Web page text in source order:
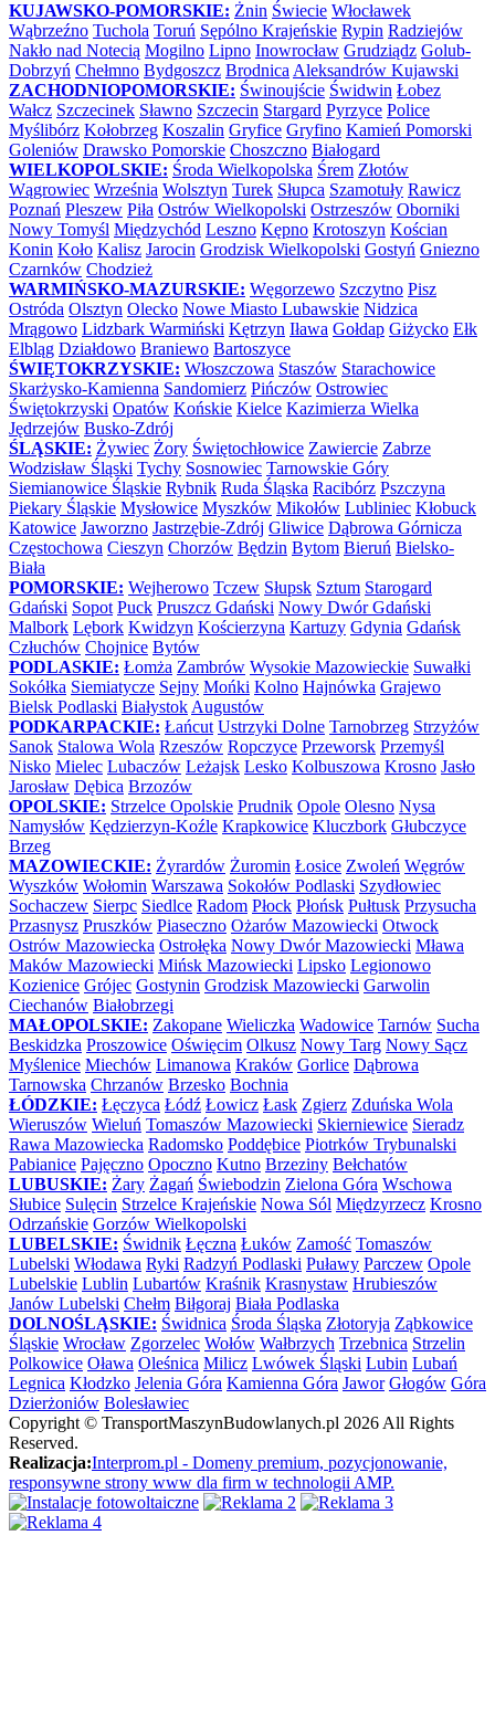
KUJAWSKO-POMORSKIE: Żnin Świecie Włocławek
Wąbrzeźno Tuchola Toruń Sępólno Krajeńskie Rypin Radziejów
Nakło nad Notecią Mogilno Lipno Inowrocław Grudziądz Golub-
Dobrzyń Chełmno Bydgoszcz Brodnica Aleksandrów Kujawski
ZACHODNIOPOMORSKIE: Świnoujście Świdwin Łobez
Wałcz Szczecinek Sławno Szczecin Stargard Pyrzyce Police
Myślibórz Kołobrzeg Koszalin Gryfice Gryfino Kamień Pomorski
Goleniów Drawsko Pomorskie Choszczno Białogard
WIELKOPOLSKIE: Środa Wielkopolska Śrem Złotów
Wągrowiec Września Wolsztyn Turek Słupca Szamotuły Rawicz
Poznań Pleszew Piła Ostrów Wielkopolski Ostrzeszów Oborniki
Nowy Tomyśl Międzychód Leszno Kępno Krotoszyn Kościan
Konin Koło Kalisz Jarocin Grodzisk Wielkopolski Gostyń Gniezno
Czarnków Chodzież
WARMIŃSKO-MAZURSKIE: Węgorzewo Szczytno Pisz
Ostróda Olsztyn Olecko Nowe Miasto Lubawskie Nidzica
Mrągowo Lidzbark Warmiński Kętrzyn Iława Gołdap Giżycko Ełk
Elbląg Działdowo Braniewo Bartoszyce
ŚWIĘTOKRZYSKIE: Włoszczowa Staszów Starachowice
Skarżysko-Kamienna Sandomierz Pińczów Ostrowiec
Świętokrzyski Opatów Końskie Kielce Kazimierza Wielka
Jędrzejów Busko-Zdrój
ŚLĄSKIE: Żywiec Żory Świętochłowice Zawiercie Zabrze
Wodzisław Śląski Tychy Sosnowiec Tarnowskie Góry
Siemianowice Śląskie Rybnik Ruda Śląska Racibórz Pszczyna
Piekary Śląskie Mysłowice Myszków Mikołów Lubliniec Kłobuck
Katowice Jaworzno Jastrzębie-Zdrój Gliwice Dąbrowa Górnicza
Częstochowa Cieszyn Chorzów Będzin Bytom Bieruń Bielsko-
Biała
POMORSKIE: Wejherowo Tczew Słupsk Sztum Starogard
Gdański Sopot Puck Pruszcz Gdański Nowy Dwór Gdański
Malbork Lębork Kwidzyn Kościerzyna Kartuzy Gdynia Gdańsk
Człuchów Chojnice Bytów
PODLASKIE: Łomża Zambrów Wysokie Mazowieckie Suwałki
Sokółka Siemiatycze Sejny Mońki Kolno Hajnówka Grajewo
Bielsk Podlaski Białystok Augustów
PODKARPACKIE: Łańcut Ustrzyki Dolne Tarnobrzeg Strzyżów
Sanok Stalowa Wola Rzeszów Ropczyce Przeworsk Przemyśl
Nisko Mielec Lubaczów Leżajsk Lesko Kolbuszowa Krosno Jasło
Jarosław Dębica Brzozów
OPOLSKIE: Strzelce Opolskie Prudnik Opole Olesno Nysa
Namysłów Kędzierzyn-Koźle Krapkowice Kluczbork Głubczyce
Brzeg
MAZOWIECKIE: Żyrardów Żuromin Łosice Zwoleń Węgrów
Wyszków Wołomin Warszawa Sokołów Podlaski Szydłowiec
Sochaczew Sierpc Siedlce Radom Płock Płońsk Pułtusk Przysucha
Przasnysz Pruszków Piaseczno Ożarów Mazowiecki Otwock
Ostrów Mazowiecka Ostrołęka Nowy Dwór Mazowiecki Mława
Maków Mazowiecki Mińsk Mazowiecki Lipsko Legionowo
Kozienice Grójec Gostynin Grodzisk Mazowiecki Garwolin
Ciechanów Białobrzegi
MAŁOPOLSKIE: Zakopane Wieliczka Wadowice Tarnów Sucha
Beskidzka Proszowice Oświęcim Olkusz Nowy Targ Nowy Sącz
Myślenice Miechów Limanowa Kraków Gorlice Dąbrowa
Tarnowska Chrzanów Brzesko Bochnia
ŁÓDZKIE: Łęczyca Łódź Łowicz Łask Zgierz Zduńska Wola
Wieruszów Wieluń Tomaszów Mazowiecki Skierniewice Sieradz
Rawa Mazowiecka Radomsko Poddębice Piotrków Trybunalski
Pabianice Pajęczno Opoczno Kutno Brzeziny Bełchatów
LUBUSKIE: Żary Żagań Świebodzin Zielona Góra Wschowa
Słubice Sulęcin Strzelce Krajeńskie Nowa Sól Międzyrzecz Krosno
Odrzańskie Gorzów Wielkopolski
LUBELSKIE: Świdnik Łęczna Łuków Zamość Tomaszów
Lubelski Włodawa Ryki Radzyń Podlaski Puławy Parczew Opole
Lubelskie Lublin Lubartów Kraśnik Krasnystaw Hrubieszów
Janów Lubelski Chełm Biłgoraj Biała Podlaska
DOLNOŚLĄSKIE: Świdnica Środa Śląska Złotoryja Ząbkowice
Śląskie Wrocław Zgorzelec Wołów Wałbrzych Trzebnica Strzelin
Polkowice Oława Oleśnica Milicz Lwówek Śląski Lubin Lubań
Legnica Kłodzko Jelenia Góra Kamienna Góra Jawor Głogów Góra
Dzierżoniów Bolesławiec
Copyright © TransportMaszynBudowlanych.pl 2026 All Rights
Reserved.
Realizacja:Interprom.pl - Domeny premium, pozycjonowanie,
responsywne strony www dla firm w technologii AMP.